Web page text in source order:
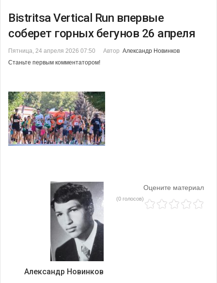
Bistritsa Vertical Run впервые
соберет горных бегунов 26 апреля
Пятница, 24 апреля 2026 07:50 Автор Александр Новинков
Станьте первым комментатором!
Александр Новинков
Оцените материал
(0 голосов)